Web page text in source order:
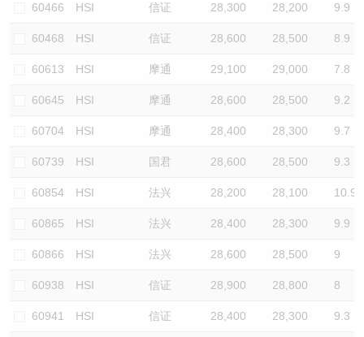
60466 HSI 信证 28,300 28,200 9.9
60468 HSI 信证 28,600 28,500 8.9
60613 HSI 摩通 29,100 29,000 7.8
60645 HSI 摩通 28,600 28,500 9.2
60704 HSI 摩通 28,400 28,300 9.7
60739 HSI 国君 28,600 28,500 9.3
60854 HSI 法兴 28,200 28,100 10.9
60865 HSI 法兴 28,400 28,300 9.9
60866 HSI 法兴 28,600 28,500 9
60938 HSI 信证 28,900 28,800 8
60941 HSI 信证 28,400 28,300 9.3